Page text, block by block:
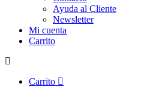
Ayuda al Cliente
Newsletter
Mi cuenta
Carrito
Carrito